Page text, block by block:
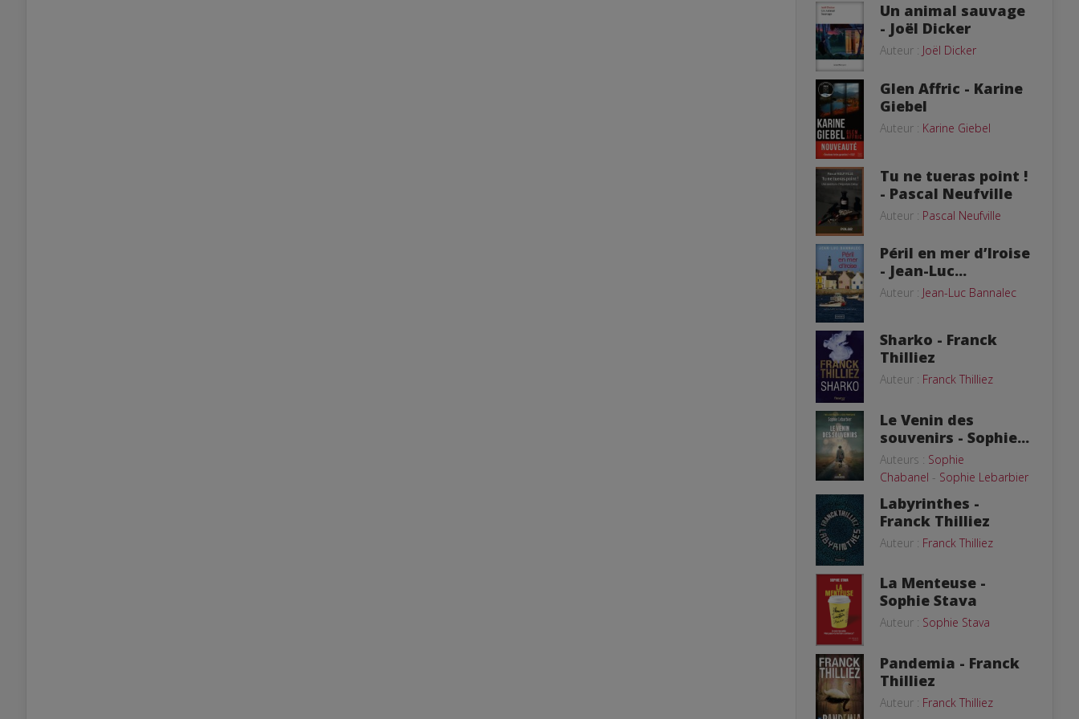
Un animal sauvage
- Joël Dicker
Auteur : Joël Dicker
Glen Affric - Karine
Giebel
Auteur : Karine Giebel
Tu ne tueras point !
- Pascal Neufville
Auteur : Pascal Neufville
Péril en mer d’Iroise
- Jean-Luc...
Auteur : Jean-Luc Bannalec
Sharko - Franck
Thilliez
Auteur : Franck Thilliez
Le Venin des
souvenirs - Sophie...
Auteurs : Sophie
Chabanel - Sophie Lebarbier
Labyrinthes -
Franck Thilliez
Auteur : Franck Thilliez
La Menteuse -
Sophie Stava
Auteur : Sophie Stava
Pandemia - Franck
Thilliez
Auteur : Franck Thilliez